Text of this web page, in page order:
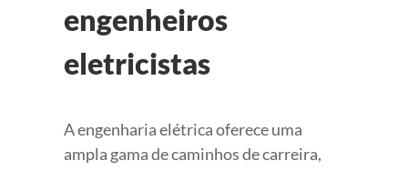
engenheiros
eletricistas
A engenharia elétrica oferece uma
ampla gama de caminhos de carreira,